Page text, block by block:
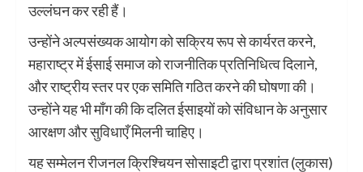
उल्लंघन कर रही हैं।
उन्होंने अल्पसंख्यक आयोग को सक्रिय रूप से कार्यरत करने,
महाराष्ट्र में ईसाई समाज को राजनीतिक प्रतिनिधित्व दिलाने,
और राष्ट्रीय स्तर पर एक समिति गठित करने की घोषणा की।
उन्होंने यह भी माँग की कि दलित ईसाइयों को संविधान के अनुसार
आरक्षण और सुविधाएँ मिलनी चाहिए।
यह सम्मेलन रीजनल क्रिश्चियन सोसाइटी द्वारा प्रशांत (लुकास)